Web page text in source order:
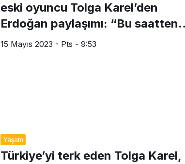
eski oyuncu Tolga Karel’den
Erdoğan paylaşımı: “Bu saatten
sonra…”
15 Mayıs 2023 - Pts - 9:53
Yaşam
Türkiye’yi terk eden Tolga Karel,